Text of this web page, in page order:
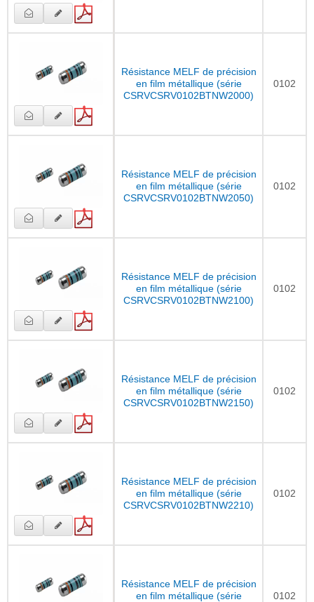
Résistance MELF de précision
en film métallique (série
CSRVCSRV0102BTNW2000)
0102
Résistance MELF de précision
en film métallique (série
CSRVCSRV0102BTNW2050)
0102
Résistance MELF de précision
en film métallique (série
CSRVCSRV0102BTNW2100)
0102
Résistance MELF de précision
en film métallique (série
CSRVCSRV0102BTNW2150)
0102
Résistance MELF de précision
en film métallique (série
CSRVCSRV0102BTNW2210)
0102
Résistance MELF de précision
en film métallique (série
0102